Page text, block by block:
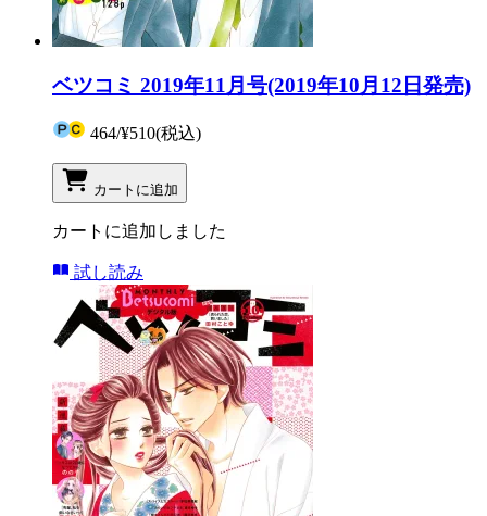
ベツコミ 2019年11月号(2019年10月12日発売)
464/¥510(税込)
カートに追加
カートに追加しました
試し読み